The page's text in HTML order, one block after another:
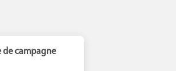
de campagne